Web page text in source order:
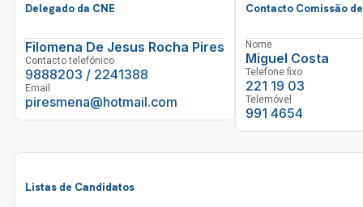
Delegado da CNE
Filomena De Jesus Rocha Pires
Contacto telefónico
9888203 / 2241388
Email
piresmena@hotmail.com
Contacto Comissão
Nome
Miguel Costa
Telefone fixo
221 19 03
Telemóvel
991 4654
Listas de Candidatos